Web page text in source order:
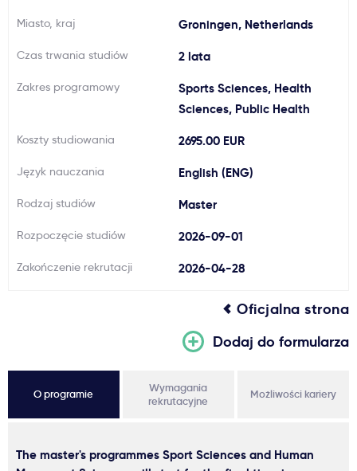
Jak aplikować?
Dlaczego Kastu?
Miasto, kraj Groningen, Netherlands
Czas trwania studiów 2 lata
Zakres programowy
Sports Sciences, Health
Sciences, Public Health
Koszty studiowania 2695.00 EUR
Język nauczania English (ENG)
Rodzaj studiów Master
Rozpoczęcie studiów 2026-09-01
Zakończenie rekrutacji 2026-04-28
Oficjalna strona
Dodaj do formularza
O programie
Wymagania
rekrutacyjne
Możliwości kariery
The master's programmes Sport Sciences and Human